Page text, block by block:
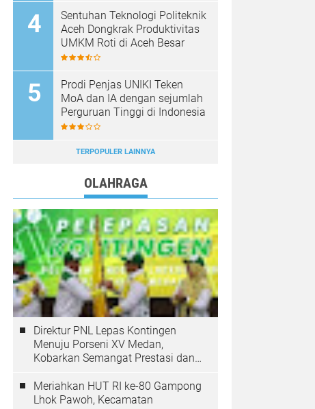
Sentuhan Teknologi Politeknik
Aceh Dongkrak Produktivitas
UMKM Roti di Aceh Besar
Prodi Penjas UNIKI Teken
MoA dan IA dengan sejumlah
Perguruan Tinggi di Indonesia
TERPOPULER LAINNYA
OLAHRAGA
Direktur PNL Lepas Kontingen
Menuju Porseni XV Medan,
Kobarkan Semangat Prestasi dan
Meriahkan HUT RI ke-80 Gampong
Lhok Pawoh, Kecamatan